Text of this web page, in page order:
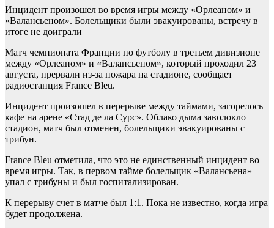
Инцидент произошел во время игры между «Орлеаном» и
«Валансьеном». Болельщики были эвакуированы, встречу в
итоге не доиграли
Матч чемпионата Франции по футболу в третьем дивизионе
между «Орлеаном» и «Валансьеном», который проходил 23
августа, прервали из-за пожара на стадионе, сообщает
радиостанция France Bleu.
Инцидент произошел в перерыве между таймами, загорелось
кафе на арене «Стад де ла Сурс». Облако дыма заволокло
стадион, матч был отменен, болельщики эвакуированы с
трибун.
France Bleu отметила, что это не единственный инцидент во
время игры. Так, в первом тайме болельщик «Валансьена»
упал с трибуны и был госпитализирован.
К перерыву счет в матче был 1:1. Пока не известно, когда игра
будет продолжена.